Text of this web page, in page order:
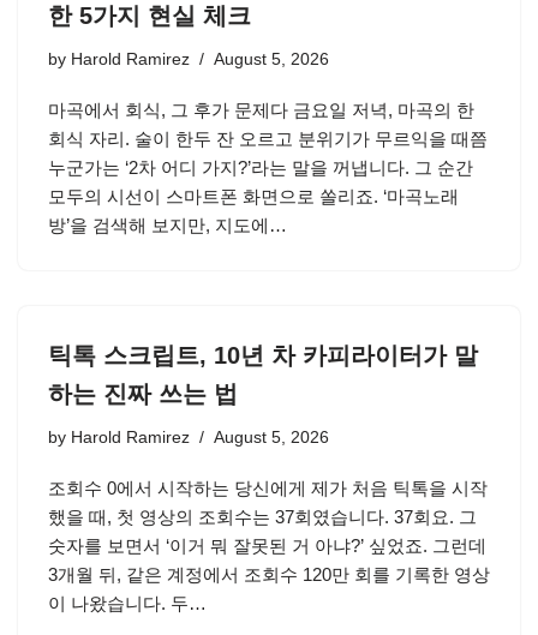
한 5가지 현실 체크
by Harold Ramirez August 5, 2026
마곡에서 회식, 그 후가 문제다 금요일 저녁, 마곡의 한
회식 자리. 술이 한두 잔 오르고 분위기가 무르익을 때쯤
누군가는 ‘2차 어디 가지?’라는 말을 꺼냅니다. 그 순간
모두의 시선이 스마트폰 화면으로 쏠리죠. ‘마곡노래
방’을 검색해 보지만, 지도에…
틱톡 스크립트, 10년 차 카피라이터가 말
하는 진짜 쓰는 법
by Harold Ramirez August 5, 2026
조회수 0에서 시작하는 당신에게 제가 처음 틱톡을 시작
했을 때, 첫 영상의 조회수는 37회였습니다. 37회요. 그
숫자를 보면서 ‘이거 뭐 잘못된 거 아냐?’ 싶었죠. 그런데
3개월 뒤, 같은 계정에서 조회수 120만 회를 기록한 영상
이 나왔습니다. 두…